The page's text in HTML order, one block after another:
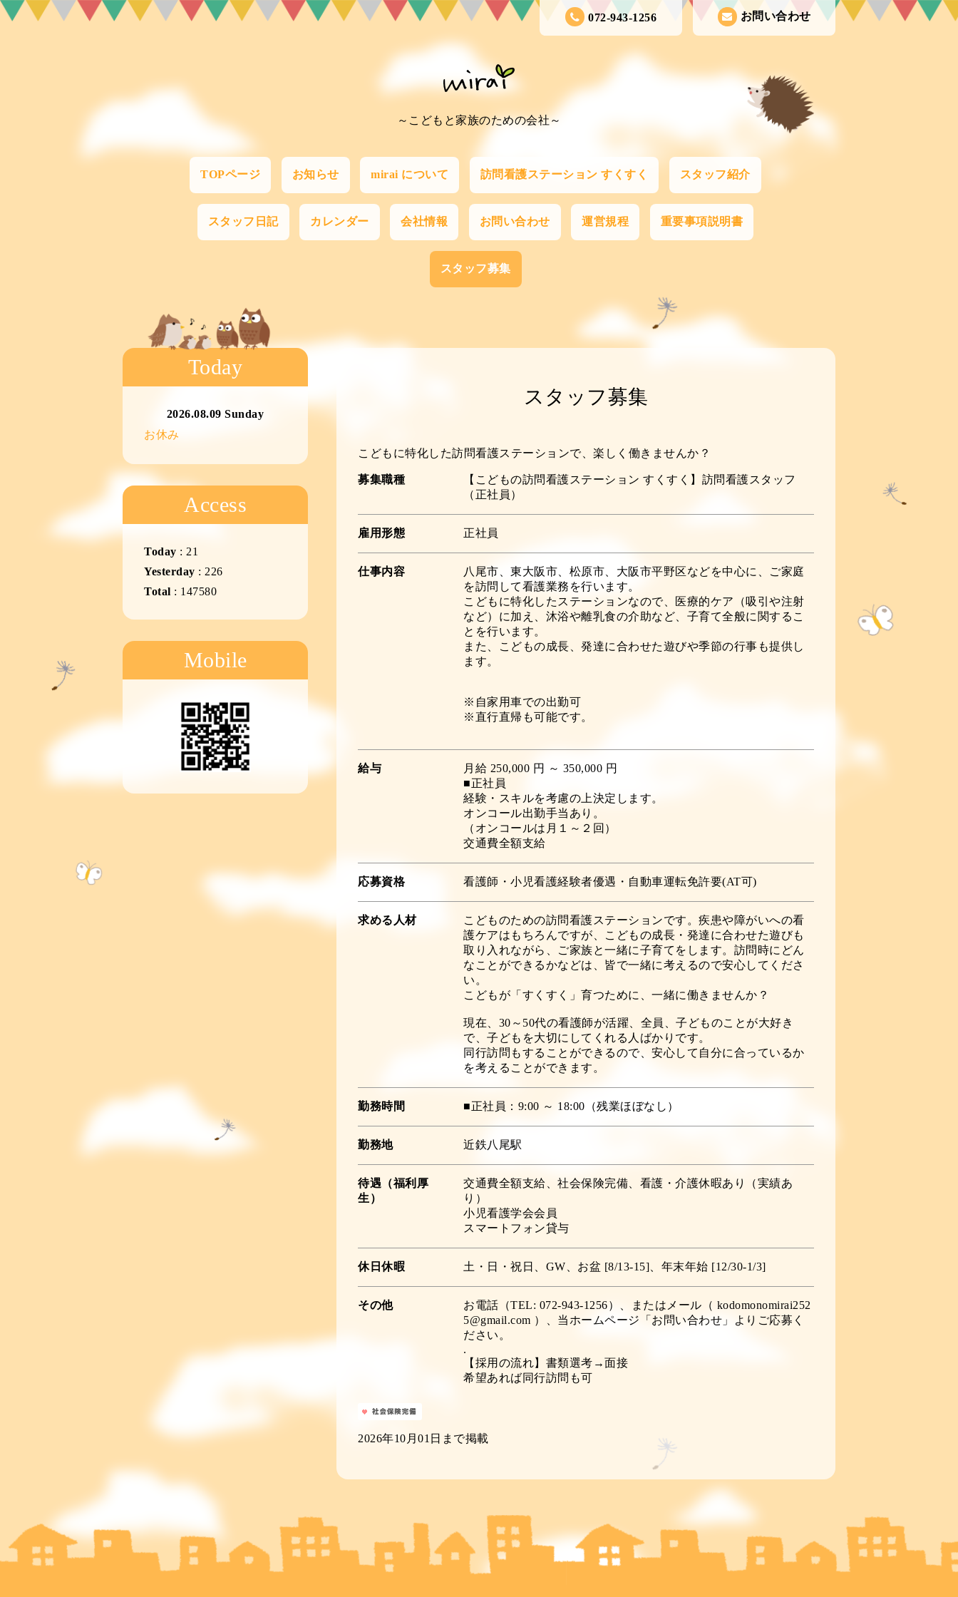
お問い合わせ
072-943-1256
～こどもと家族のための会社～
TOPページ お知らせ mirai について 訪問看護ステーション すくすく スタッフ紹介
スタッフ日記 カレンダー 会社情報 お問い合わせ 運営規程 重要事項説明書
スタッフ募集
スタッフ募集
こどもに特化した訪問看護ステーションで、楽しく働きませんか？
募集職種
【こどもの訪問看護ステーション すくすく】訪問看護スタッフ
（正社員）
雇用形態 正社員
仕事内容
八尾市、東大阪市、松原市、大阪市平野区などを中心に、ご家庭
を訪問して看護業務を行います。
こどもに特化したステーションなので、医療的ケア（吸引や注射
など）に加え、沐浴や離乳食の介助など、子育て全般に関するこ
とを行います。
また、こどもの成長、発達に合わせた遊びや季節の行事も提供し
ます。
※自家用車での出勤可
※直行直帰も可能です。
給与
月給 250,000 円 ～ 350,000 円
■正社員
経験・スキルを考慮の上決定します。
オンコール出勤手当あり。
（オンコールは月１～２回）
交通費全額支給
応募資格 看護師・小児看護経験者優遇・自動車運転免許要(AT可)
求める人材
こどものための訪問看護ステーションです。疾患や障がいへの看
護ケアはもちろんですが、こどもの成長・発達に合わせた遊びも
取り入れながら、ご家族と一緒に子育てをします。訪問時にどん
なことができるかなどは、皆で一緒に考えるので安心してくださ
い。
こどもが「すくすく」育つために、一緒に働きませんか？
現在、30～50代の看護師が活躍、全員、子どものことが大好き
で、子どもを大切にしてくれる人ばかりです。
同行訪問もすることができるので、安心して自分に合っているか
を考えることができます。
勤務時間 ■正社員：9:00 ～ 18:00（残業ほぼなし）
勤務地 近鉄八尾駅
待遇（福利厚
生）
交通費全額支給、社会保険完備、看護・介護休暇あり（実績あ
り）
小児看護学会会員
スマートフォン貸与
休日休暇 土・日・祝日、GW、お盆 [8/13-15]、年末年始 [12/30-1/3]
その他
お電話（TEL: 072-943-1256）、またはメール（ kodomonomirai252
5@gmail.com ）、当ホームページ「お問い合わせ」よりご応募く
ださい。
.
【採用の流れ】書類選考→面接
希望あれば同行訪問も可
2026年10月01日まで掲載
Today
2026.08.09 Sunday
お休み
Access
Today : 21
Yesterday : 226
Total : 147580
Mobile